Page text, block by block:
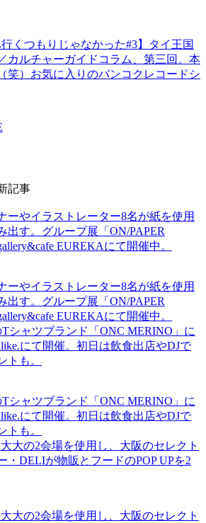
くつもりじゃなかった#3】タイ王国
カルチャーガイドコラム、第三回。本
笑）お気に入りのバンコクレコードシ
記事
ーやイラストレーター8名が紙を使用
出す。グループ展「ON/PAPER
EUREKAにて開催中。
ーやイラストレーター8名が紙を使用
出す。グループ展「ON/PAPER
EUREKAにて開催中。
Tシャツブランド「ONC MERINO」に
にて開催。初日は飲食出店やDJで
トも。
Tシャツブランド「ONC MERINO」に
にて開催。初日は飲食出店やDJで
トも。
大の2会場を使用し、大阪のセレクト
・DELIが物販とフードのPOP UPを2
大の2会場を使用し、大阪のセレクト